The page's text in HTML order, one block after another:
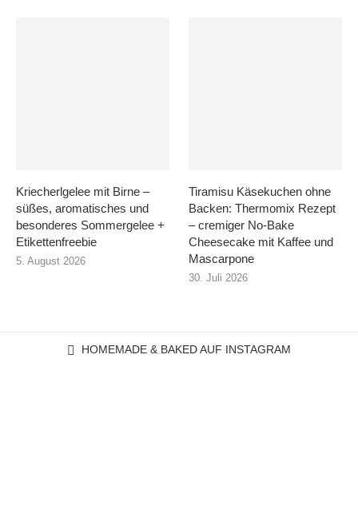
Kriecherlgelee mit Birne –
süßes, aromatisches und
besonderes Sommergelee +
Etikettenfreebie
5. August 2026
Tiramisu Käsekuchen ohne
Backen: Thermomix Rezept
– cremiger No-Bake
Cheesecake mit Kaffee und
Mascarpone
30. Juli 2026
HOMEMADE & BAKED AUF INSTAGRAM